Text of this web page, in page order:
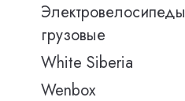
Электровелосипеды
грузовые
White Siberia
Wenbox